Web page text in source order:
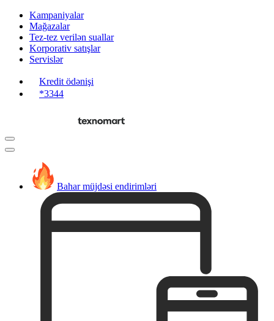
Kampaniyalar
Mağazalar
Tez-tez verilən suallar
Korporativ satışlar
Servislər
Kredit ödənişi
*3344
Bahar müjdəsi endirimləri